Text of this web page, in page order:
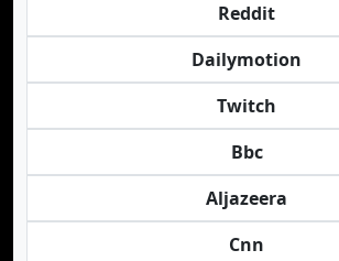
Reddit
Dailymotion
Twitch
Bbc
Aljazeera
Cnn